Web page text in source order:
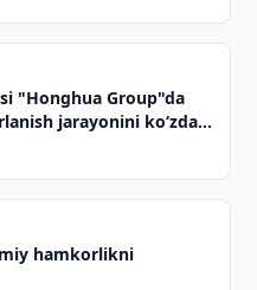
"Honghua Group"da
jarayonini ko‘zdan
hamkorlikni